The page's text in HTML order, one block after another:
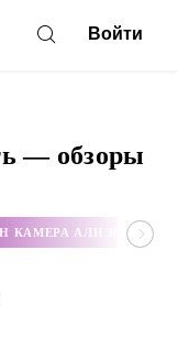
Войти
— обзоры
ЭКШН КАМЕРА АЛИЭКСПРЕСС